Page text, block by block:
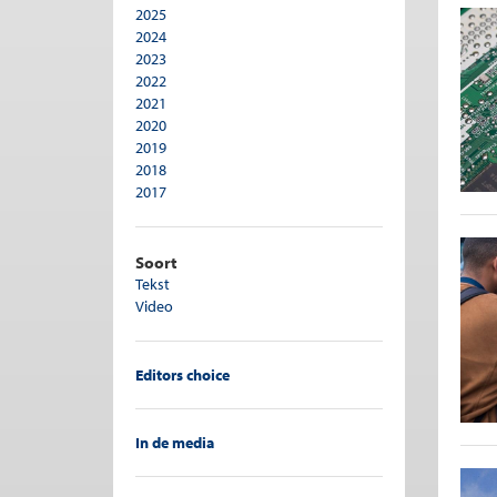
Pensioen
Personeelsbeleid
Publieke sector
Recht en economie
Regulering
Ruimtelijke ordening
Sociale zekerheid
Sport
Transporteconomie
Woningmarkt
2025
2024
2023
2022
2021
2020
2019
2018
2017
2014
2013
2012
2010
2009
Soort
Tekst
Video
Editors choice
In de media